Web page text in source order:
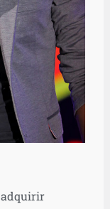
adquirir